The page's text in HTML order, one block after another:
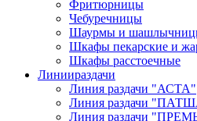
Фритюрницы
Чебуречницы
Шаурмы и
Шкафы пекарские и
Шкафы расстоечные
Линиираздачи
Линия раздачи "АСТА"
Линия раздачи
Линия раздачи